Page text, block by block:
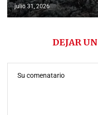
julio 31, 2026
DEJAR